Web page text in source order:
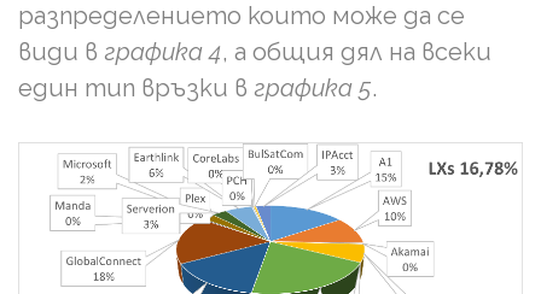
разпределението които може да се
види в графика 4, а общия дял на всеки
един тип връзки в графика 5.